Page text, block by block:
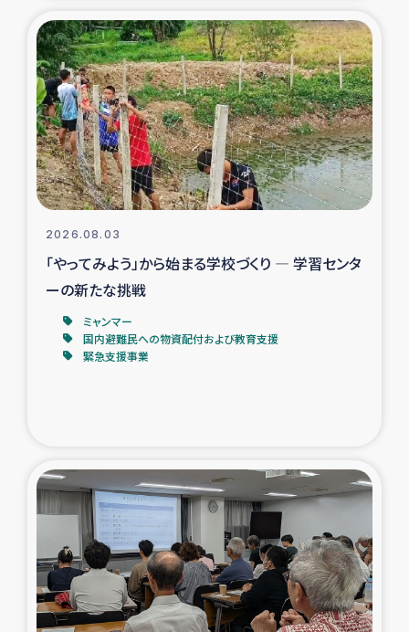
スリランカの南北女性をつなぐサリー・リサイクル・プロ
ジェクト
復興支援事業
民際教育事業
女性グループPIFWANITAによる食品加工事業
ガザ人道支援
令和6年能登半島地震 緊急支援
国内避難民への物資配付および教育支援
漁民によるマングローブ植林活動
レバノンでのシリア難民への食糧・越冬支援
レバノンにおける緊急支援
2026.08.03
「やってみよう」から始まる学校づくり ― 学習センタ
ーの新たな挑戦
ミャンマー
国内避難民への物資配付および教育支援
緊急支援事業